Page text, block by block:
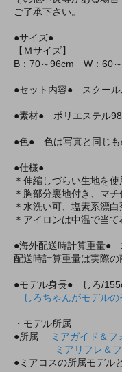
ご了承下さい。
●サイズ●
【Ｍサイズ】
B：70～96cm W：60
●セット内容● スクール
●素材● ポリエステル
●色● 色は写真と同じも
●仕様●
＊伸縮しづらい生地を使
＊胸部分裏地付き、マチ
＊水洗い可、塩素系漂
＊アイロンは中温で当
●海外配送時計算重量●
配送時計算重量は実際
●モデル身長● しろ/
しろちゃんがモデル
・モデル所属
●所属
ミアガイド＆フ
ミアリフレ＆
●ミアコスの所属モデル